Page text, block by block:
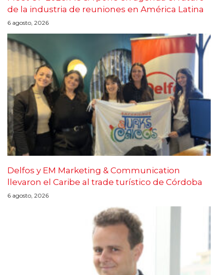
de la industria de reuniones en América Latina
6 agosto, 2026
Delfos y EM Marketing & Communication
llevaron el Caribe al trade turístico de Córdoba
6 agosto, 2026